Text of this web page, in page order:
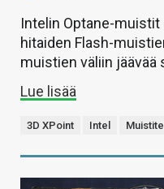
Intelin Optane-
hitaiden Flash-
muistien väliin jäävää
Lue lisää
3D XPoint Intel